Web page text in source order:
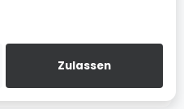
Zulassen